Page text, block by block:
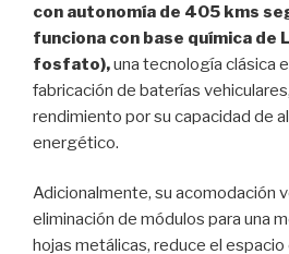
con autonomía de 405 kms
funciona con base química de
fosfato),una tecnología clásica
fabricación de baterías
rendimiento por su capacidad de
energético.
Adicionalmente, su acomodación
eliminación de módulos para una
hojas metálicas, reduce el